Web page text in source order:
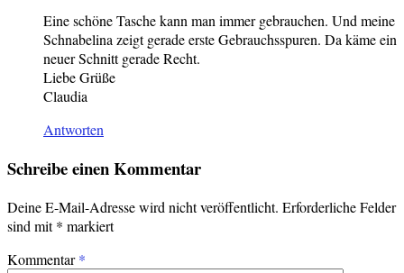
Eine schöne Tasche kann man immer gebrauchen. Und meine
Schnabelina zeigt gerade erste Gebrauchsspuren. Da käme ein
neuer Schnitt gerade Recht.
Liebe Grüße
Claudia
Antworten
Schreibe einen Kommentar
Deine E-Mail-Adresse wird nicht veröffentlicht. Erforderliche Felder
sind mit* markiert
Kommentar*